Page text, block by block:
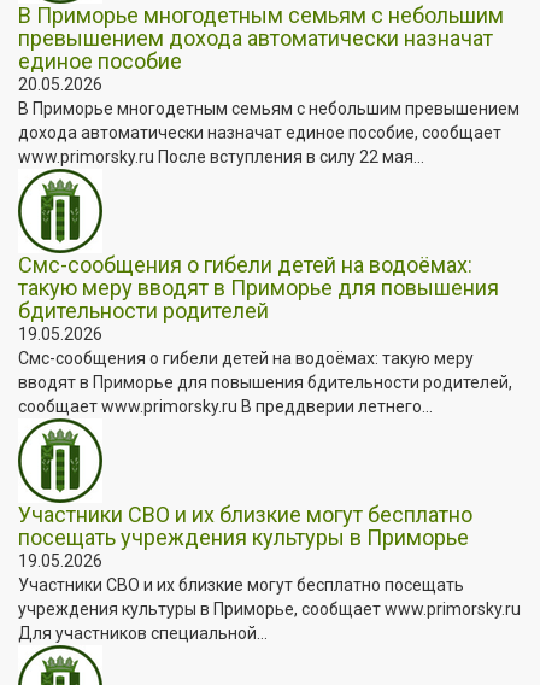
В Приморье многодетным семьям с небольшим
превышением дохода автоматически назначат
единое пособие
20.05.2026
В Приморье многодетным семьям с небольшим превышением
дохода автоматически назначат единое пособие, сообщает
www.primorsky.ru После вступления в силу 22 мая...
Смс-сообщения о гибели детей на водоёмах:
такую меру вводят в Приморье для повышения
бдительности родителей
19.05.2026
Смс-сообщения о гибели детей на водоёмах: такую меру
вводят в Приморье для повышения бдительности родителей,
сообщает www.primorsky.ru В преддверии летнего...
Участники СВО и их близкие могут бесплатно
посещать учреждения культуры в Приморье
19.05.2026
Участники СВО и их близкие могут бесплатно посещать
учреждения культуры в Приморье, сообщает www.primorsky.ru
Для участников специальной...